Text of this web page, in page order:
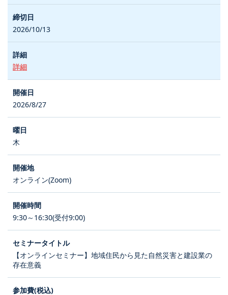
2026/10/13
詳細
2026/8/27
木
オンライン(Zoom)
9:30～16:30(受付9:00)
【オンラインセミナー】地域住民から見た自然災害と建設業の
存在意義